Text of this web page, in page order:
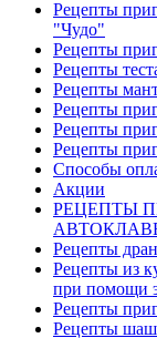
Рецепты
"Чудо"
Рецепты
Рецепты
Рецепты
Рецепты
Рецепты
Рецепты
Способы
Акции
РЕЦЕПТЫ
Рецепты
Рецепты из
при помощи
Рецепты
Рецепты